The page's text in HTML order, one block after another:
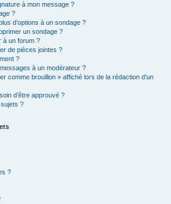
à mon message ?
?
d’options à un sondage ?
un sondage ?
à un forum ?
de pièces jointes ?
?
à un modérateur ?
comme brouillon » affiché lors de la rédaction d’un
d’être approuvé ?
?
?